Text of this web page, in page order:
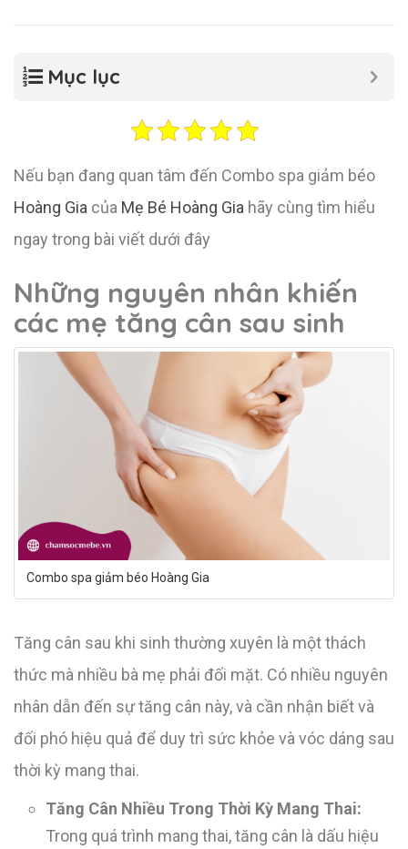
Mục lục
Nếu bạn đang quan tâm đến Combo spa giảm béo
Hoàng Gia của Mẹ Bé Hoàng Gia hãy cùng tìm hiểu
ngay trong bài viết dưới đây
Những nguyên nhân khiến
các mẹ tăng cân sau sinh
Combo spa giảm béo Hoàng Gia
Tăng cân sau khi sinh thường xuyên là một thách
thức mà nhiều bà mẹ phải đối mặt. Có nhiều nguyên
nhân dẫn đến sự tăng cân này, và cần nhận biết và
đối phó hiệu quả để duy trì sức khỏe và vóc dáng sau
thời kỳ mang thai.
Tăng Cân Nhiều Trong Thời Kỳ Mang Thai:
Trong quá trình mang thai, tăng cân là dấu hiệu